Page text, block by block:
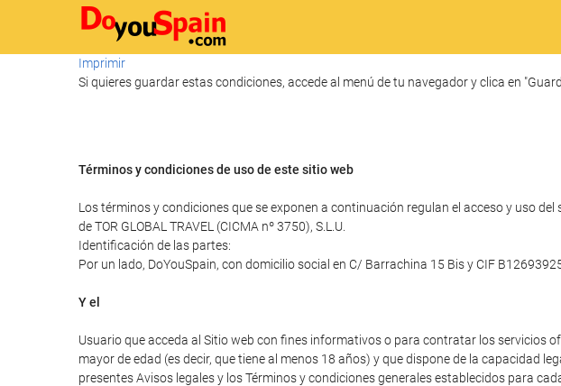
Imprimir
Si quieres guardar estas condiciones, accede al menú de tu navegador y clica en
Términos y condiciones de uso de este sitio web
Los términos y condiciones que se exponen a continuación regulan el acceso y uso
de TOR GLOBAL TRAVEL (CICMA nº 3750), S.L.U.
Identificación de las partes:
Por un lado, DoYouSpain, con domicilio social en C/ Barrachina 15 Bis y CIF
Y el
Usuario que acceda al Sitio web con fines informativos o para contratar los servicios
mayor de edad (es decir, que tiene al menos 18 años) y que dispone de la capacidad
presentes Avisos legales y los Términos y condiciones generales establecidos para